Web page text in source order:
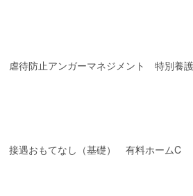
虐待防止アンガーマネジメント 特別養
接遇おもてなし（基礎） 有料ホームC